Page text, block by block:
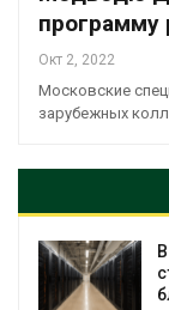
программу
Окт 2, 2022
Московские
зарубежных